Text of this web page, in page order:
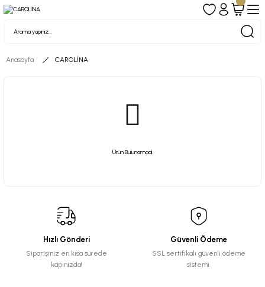
Anasayfa CAROLİNA
Ürün Bulunamadı.
Hızlı Gönderi
Siparişiniz en kısa sürede
kapınızda!
Güvenli Ödeme
SSL sertifikalı güvenli ödeme
sistemi.